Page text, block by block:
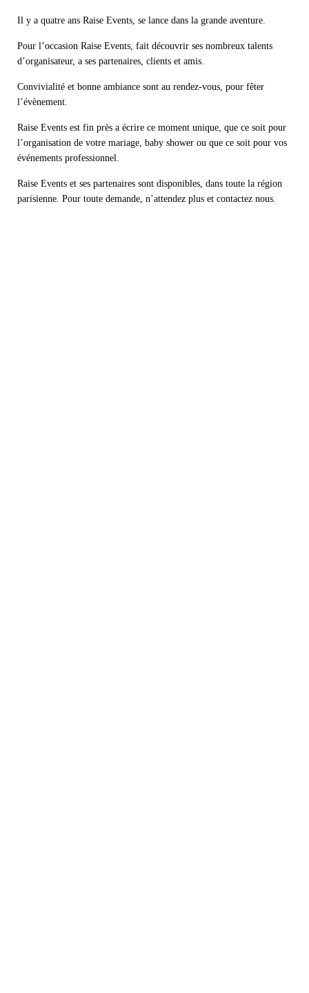
Il y a quatre ans Raise Events, se lance dans la grande aventure.
Pour l’occasion Raise Events, fait découvrir ses nombreux talents
d’organisateur, a ses partenaires, clients et amis.
Convivialité et bonne ambiance sont au rendez-vous, pour fêter
l’évènement.
Raise Events est fin près a écrire ce moment unique, que ce soit pour
l’organisation de votre mariage, baby shower ou que ce soit pour vos
événements professionnel.
Raise Events et ses partenaires sont disponibles, dans toute la région
parisienne. Pour toute demande, n’attendez plus et contactez nous.